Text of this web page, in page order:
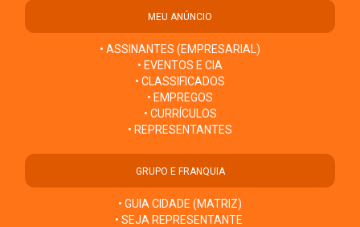
MEU ANÚNCIO
• ASSINANTES (EMPRESARIAL)
• EVENTOS E CIA
• CLASSIFICADOS
• EMPREGOS
• CURRÍCULOS
• REPRESENTANTES
GRUPO E FRANQUIA
• GUIA CIDADE (MATRIZ)
• SEJA REPRESENTANTE